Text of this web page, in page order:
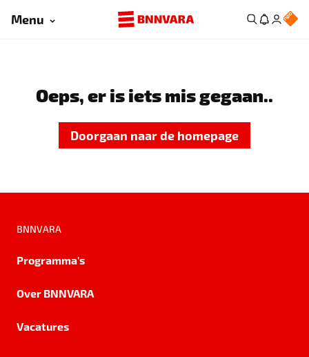
Menu
Oeps, er is iets mis gegaan..
Doorgaan naar de homepage
BNNVARA
Programma's
Over BNNVARA
Vacatures